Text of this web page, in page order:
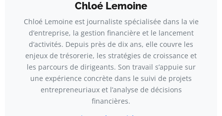
Chloé Lemoine
Chloé Lemoine est journaliste spécialisée dans la vie
d’entreprise, la gestion financière et le lancement
d’activités. Depuis près de dix ans, elle couvre les
enjeux de trésorerie, les stratégies de croissance et
les parcours de dirigeants. Son travail s’appuie sur
une expérience concrète dans le suivi de projets
entrepreneuriaux et l’analyse de décisions
financières.